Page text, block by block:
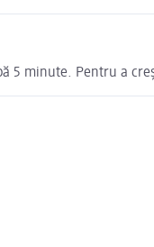
minute. Pentru a